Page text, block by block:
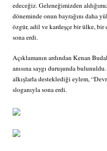
edeceğiz. Geleneğimizden
döneminde onun bayrağını daha
özgür, adil ve kardeşçe bir ülke,
sona erdi.
Açıklamanın ardından Kenan
anısına saygı duruşunda
alkışlarla desteklediği eylem,
sloganıyla sona erdi.